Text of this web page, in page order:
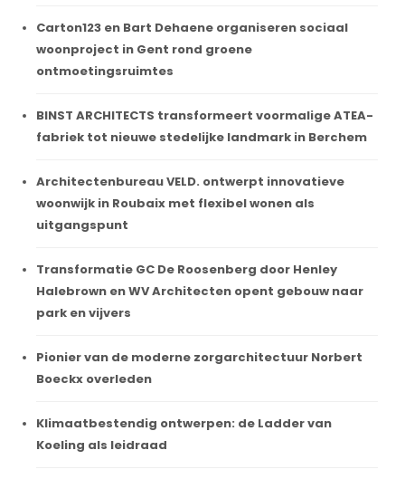
Carton123 en Bart Dehaene organiseren sociaal
woonproject in Gent rond groene
ontmoetingsruimtes
BINST ARCHITECTS transformeert voormalige ATEA-
fabriek tot nieuwe stedelijke landmark in Berchem
Architectenbureau VELD. ontwerpt innovatieve
woonwijk in Roubaix met flexibel wonen als
uitgangspunt
Transformatie GC De Roosenberg door Henley
Halebrown en WV Architecten opent gebouw naar
park en vijvers
Pionier van de moderne zorgarchitectuur Norbert
Boeckx overleden
Klimaatbestendig ontwerpen: de Ladder van
Koeling als leidraad